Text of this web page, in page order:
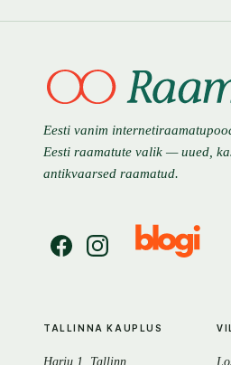
Eesti vanim
Eesti raamatute valik — uued,
antikvaarsed raamatud.
TALLINNA KAUPLUS
Harju 1, Tallinn